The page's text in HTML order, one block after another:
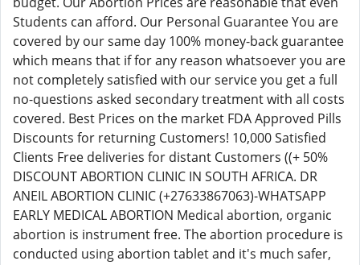
Students can afford. Our Personal Guarantee You are
covered by our same day 100% money-back guarantee
which means that if for any reason whatsoever you are
not completely satisfied with our service you get a full
no-questions asked secondary treatment with all costs
covered. Best Prices on the market FDA Approved Pills
Discounts for returning Customers! 10,000 Satisfied
Clients Free deliveries for distant Customers ((+ 50%
DISCOUNT ABORTION CLINIC IN SOUTH AFRICA. DR
ANEIL ABORTION CLINIC (+27633867063)-WHATSAPP
EARLY MEDICAL ABORTION Medical abortion, organic
abortion is instrument free. The abortion procedure is
conducted using abortion tablet and it's much safer,